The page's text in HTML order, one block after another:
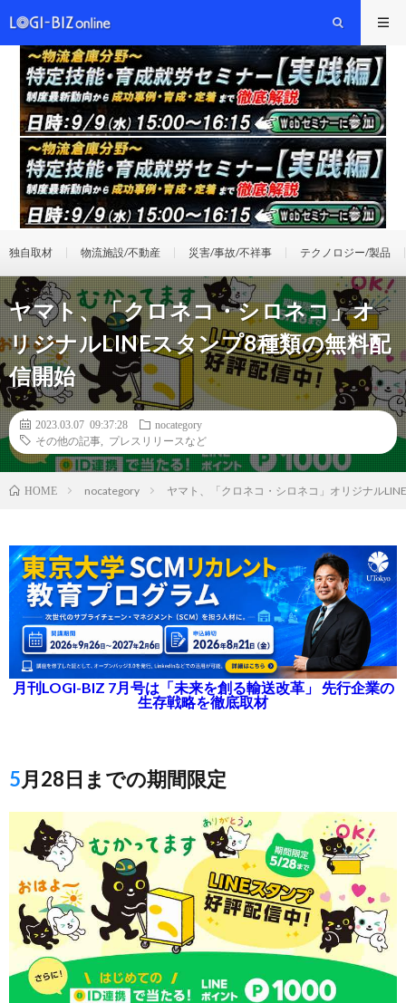
独自取材 物流施設/不動産 災害/事故/不祥事 テクノロジー/製品
ヤマト、「クロネコ・シロネコ」オ
リジナルLINEスタンプ8種類の無料配
信開始
2023.03.07 09:37:28
nocategory
その他の記事
プレスリリースなど
HOME nocategory ヤマト、「クロネコ・シロネコ」オリジナル
月刊LOGI-BIZ 7月号は「未来を創る輸送改革」 先行企業の
生存戦略を徹底取材
5月28日までの期間限定